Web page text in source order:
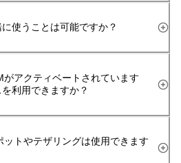
使うことは可能ですか？
アクティベートされています
利用できますか？
トやテザリングは使用できます